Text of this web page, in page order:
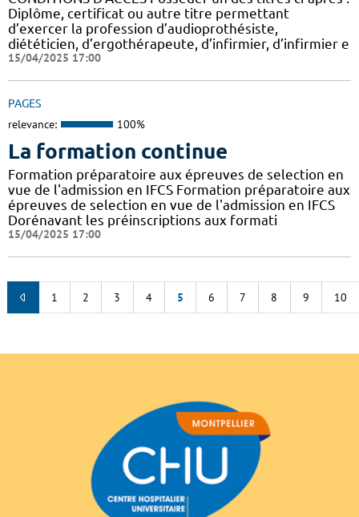
Diplôme, certificat ou autre titre permettant
d’exercer la profession d’audioprothésiste,
diététicien, d’ergothérapeute, d’infirmier, d’infirmier e
15/04/2025 17:00
PAGES
relevance: 100%
La formation continue
Formation préparatoire aux épreuves de selection en
vue de l'admission en IFCS Formation préparatoire aux
épreuves de selection en vue de l'admission en IFCS
Dorénavant les préinscriptions aux formati
15/04/2025 17:00
1 2 3 4 5 6 7 8 9 10